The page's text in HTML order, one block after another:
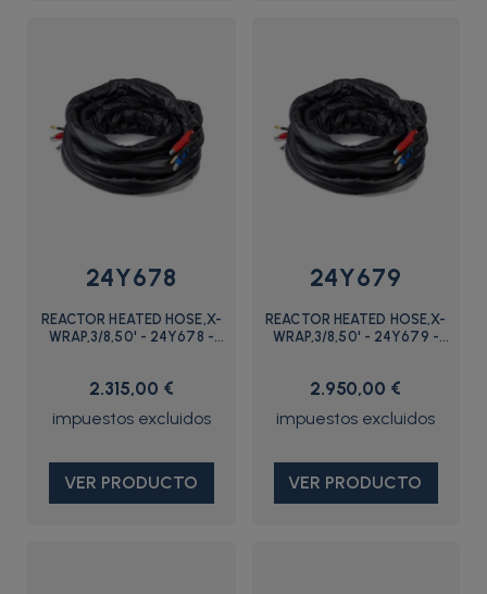
24Y678
REACTOR HEATED HOSE,X-
WRAP,3/8,50' - 24Y678 -
2.315,00 €
VER PRODUCTO
24Y679
REACTOR HEATED HOSE,X-
WRAP,3/8,50' - 24Y679 -
2.950,00 €
VER PRODUCTO